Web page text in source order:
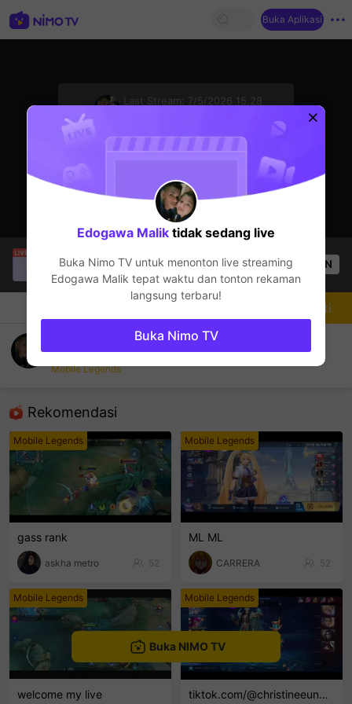
Buka Aplikasi
Last Stream:
7/5/2026 15.28
Tashalinasedang siaran langsung!
ruang mengobrol
35 Penonton OPEN
Edogawa Malik
Mobile Legends
Rekomendasi
Mobile Legends
gass rank
askha metro 52
Mobile Legends
ML ML
CARRERA 52
Mobile Legends
welcome my live
Mobile Legends
tiktok.com/@christineeunmin
Mengikuti
Buka NIMO TV
Edogawa Malik tidak sedang live
Buka Nimo TV untuk menonton live streaming
Edogawa Malik tepat waktu dan tonton rekaman
langsung terbaru!
Buka Nimo TV